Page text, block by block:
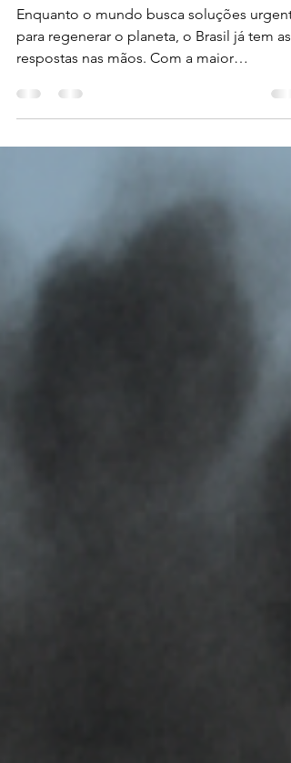
Tropical
Enquanto o mundo busca soluções
para regenerar o planeta, o Brasil já tem as
respostas nas mãos. Com a maior